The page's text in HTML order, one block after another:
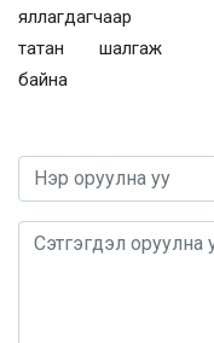
яллагдагчаар
татан шалгаж
байна